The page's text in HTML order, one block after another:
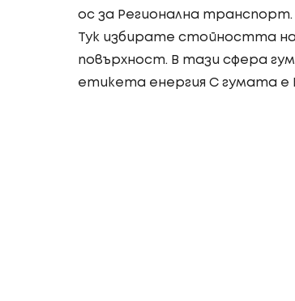
ос за Регионална
Тук избирате стойността
повърхност. В тази сфера
етикета енергия C гумата е